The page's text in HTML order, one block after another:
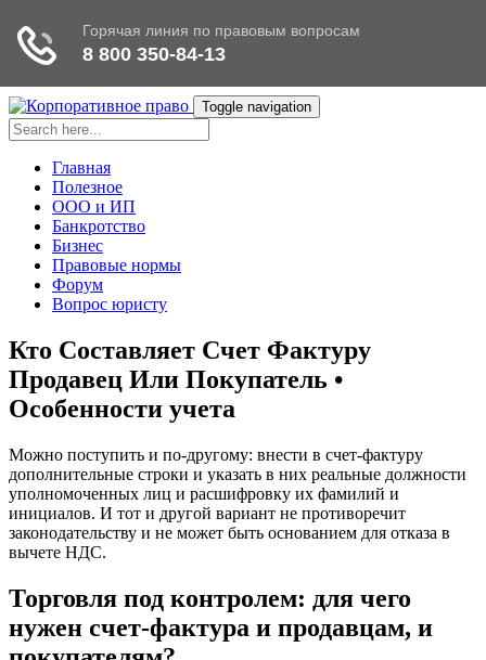
Toggle navigation
Главная
Полезное
ООО и ИП
Банкротство
Бизнес
Правовые нормы
Форум
Вопрос юристу
Кто Составляет Счет Фактуру
Продавец Или Покупатель •
Особенности учета
Можно поступить и по-другому: внести в счет-фактуру
дополнительные строки и указать в них реальные должности
уполномоченных лиц и расшифровку их фамилий и
инициалов. И тот и другой вариант не противоречит
законодательству и не может быть основанием для отказа в
вычете НДС.
Торговля под контролем: для чего
нужен счет-фактура и продавцам, и